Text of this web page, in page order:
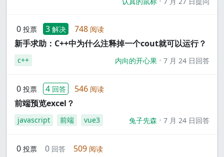
0 投票 3 解决 748 阅读
新手求助：C++中为什么注释掉一个cout就可以运行？
c++ 内向的开心果 7 月 24 日回答
0 投票 4 回答 546 阅读
前端预览excel？
javascript 前端 vue3 兔子先森 7 月 24 日回答
0 投票 0 回答 509 阅读